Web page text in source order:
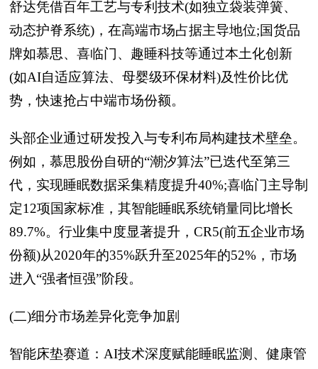
舒达凭借百年工艺与专利技术(如独立袋装弹簧、
动态护脊系统)，在高端市场占据主导地位;国货品
牌如慕思、喜临门、趣睡科技等通过本土化创新
(如AI自适应算法、母婴级环保材料)及性价比优
势，快速抢占中端市场份额。
头部企业通过研发投入与专利布局构建技术壁垒。
例如，慕思股份自研的“潮汐算法”已迭代至第三
代，实现睡眠数据采集精度提升40%;喜临门主导制
定12项国家标准，其智能睡眠系统销量同比增长
89.7%。行业集中度显著提升，CR5(前五企业市场
份额)从2020年的35%跃升至2025年的52%，市场
进入“强者恒强”阶段。
(二)细分市场差异化竞争加剧
智能床垫赛道：AI技术深度赋能睡眠监测、健康管